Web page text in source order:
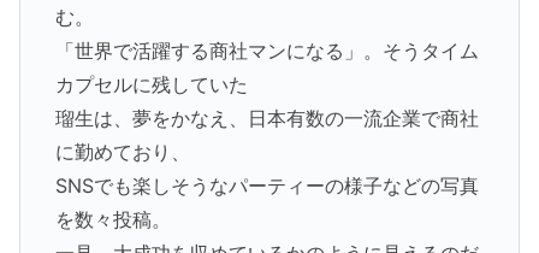
む。
「世界で活躍する商社マンになる」。そうタイム
カプセルに残していた
瑠生は、夢をかなえ、日本有数の一流企業で商社
に勤めており、
SNSでも楽しそうなパーティーの様子などの写真
を数々投稿。